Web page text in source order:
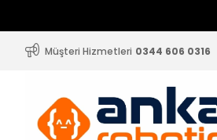
Müşteri Hizmetleri 0344 606 0316